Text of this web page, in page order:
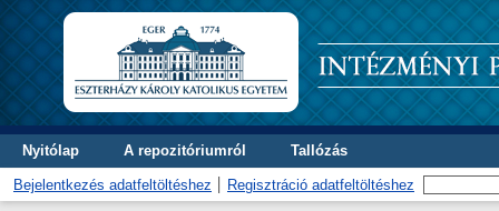
Nyitólap A repozitóriumról Tallózás
Bejelentkezés adatfeltöltéshez Regisztráció adatfeltöltéshez